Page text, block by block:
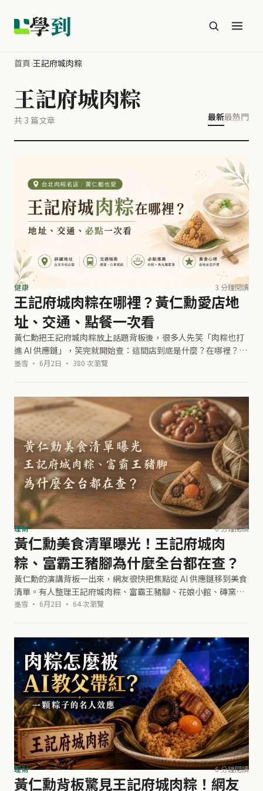
學到
首頁›王記府城肉粽
王記府城肉粽
共 3 篇文章 最新最熱門
健康 3 分鐘閱讀
王記府城肉粽在哪裡？黃仁勳愛店地
址、交通、點餐一次看
黃仁勳把王記府城肉粽放上話題背板後，很多人先笑「肉粽也打
進 AI 供應鏈」，笑完就開始查：這間店到底是什麼？在哪裡？怎
麼去？第一次要點什麼？底下先幫大家整理基本資料，想跟上這
墨雪 · 6月2日 · 380 次瀏覽
理財 6 分鐘閱讀
黃仁勳美食清單曝光！王記府城肉
粽、富霸王豬腳為什麼全台都在查？
黃仁勳的演講背板一出來，網友很快把焦點從 AI 供應鏈移到美食
清單。有人整理王記府城肉粽、富霸王豬腳、花娘小館、磚窯，
還有人開始規劃「跟著黃仁勳吃一輪」。這種討論很有台灣味，
墨雪 · 6月2日 · 64 次瀏覽
理財 6 分鐘閱讀
黃仁勳背板驚見王記府城肉粽！網友